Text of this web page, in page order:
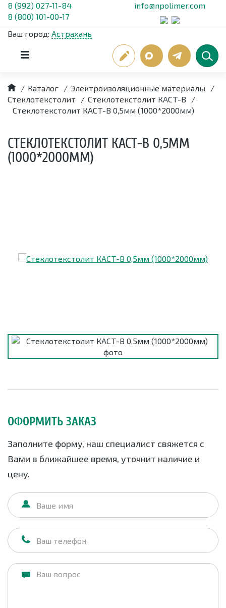
8 (992) 027-11-84
8 (800) 101-00-17
info@npolimer.com
Ваш город: Астрахань
/ Каталог / Электроизоляционные материалы
/
Стеклотекстолит
/ Стеклотекстолит КАСТ-В
/
Стеклотекстолит КАСТ-В 0,5мм (1000*2000мм)
СТЕКЛОТЕКСТОЛИТ КАСТ-В 0,5ММ
(1000*2000ММ)
ОФОРМИТЬ ЗАКАЗ
Заполните форму, наш специалист свяжется с
Вами в ближайшее время, уточнит наличие и
цену.